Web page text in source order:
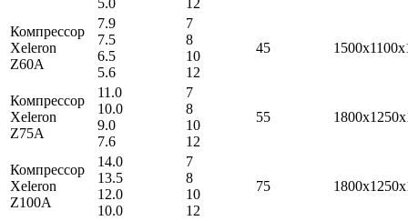
5.0
12
Компрессор
Xeleron
Z60A
7.9
7.5
6.5
5.6
7
8
10
12
45
Компрессор
Xeleron
Z75A
11.0
10.0
9.0
7.6
7
8
10
12
55
Компрессор
Xeleron
Z100A
14.0
13.5
12.0
10.0
7
8
10
12
75